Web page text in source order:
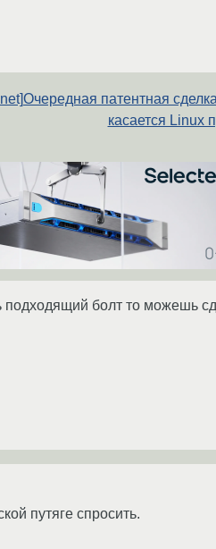
патентная
касается Linux
подходящий болт то можешь
путяге спросить.